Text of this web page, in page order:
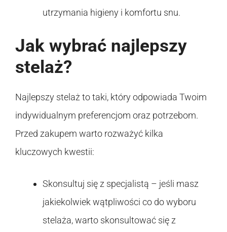
utrzymania higieny i komfortu snu.
Jak wybrać najlepszy
stelaż?
Najlepszy stelaż to taki, który odpowiada Twoim
indywidualnym preferencjom oraz potrzebom.
Przed zakupem warto rozważyć kilka
kluczowych kwestii:
Skonsultuj się z specjalistą – jeśli masz
jakiekolwiek wątpliwości co do wyboru
stelaża, warto skonsultować się z